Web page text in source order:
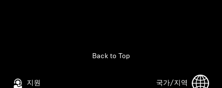
지원
Back to Top
국가/지역